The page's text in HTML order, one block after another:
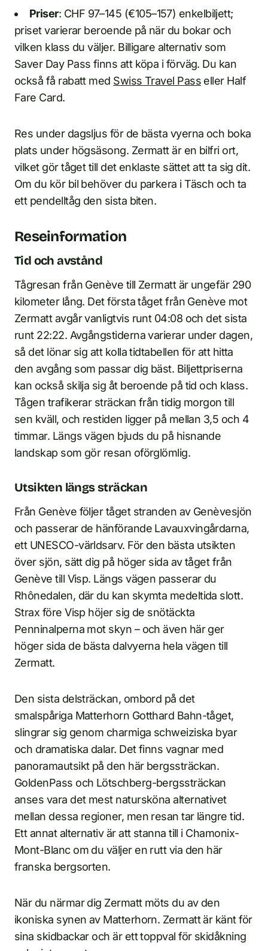
Priser: CHF 97–145 (€105–157) enkelbiljett;
priset varierar beroende på när du bokar och
vilken klass du väljer. Billigare alternativ som
Saver Day Pass finns att köpa i förväg. Du kan
också få rabatt med Swiss Travel Pass eller Half
Fare Card.
Res under dagsljus för de bästa vyerna och boka
plats under högsäsong. Zermatt är en bilfri ort,
vilket gör tåget till det enklaste sättet att ta sig dit.
Om du kör bil behöver du parkera i Täsch och ta
ett pendelltåg den sista biten.
Reseinformation
Tid och avstånd
Tågresan från Genève till Zermatt är ungefär 290
kilometer lång. Det första tåget från Genève mot
Zermatt avgår vanligtvis runt 04:08 och det sista
runt 22:22. Avgångstiderna varierar under dagen,
så det lönar sig att kolla tidtabellen för att hitta
den avgång som passar dig bäst. Biljettpriserna
kan också skilja sig åt beroende på tid och klass.
Tågen trafikerar sträckan från tidig morgon till
sen kväll, och restiden ligger på mellan 3,5 och 4
timmar. Längs vägen bjuds du på hisnande
landskap som gör resan oförglömlig.
Utsikten längs sträckan
Från Genève följer tåget stranden av Genèvesjön
och passerar de hänförande Lavauxvingårdarna,
ett UNESCO-världsarv. För den bästa utsikten
över sjön, sätt dig på höger sida av tåget från
Genève till Visp. Längs vägen passerar du
Rhônedalen, där du kan skymta medeltida slott.
Strax före Visp höjer sig de snötäckta
Penninalperna mot skyn – och även här ger
höger sida de bästa dalvyerna hela vägen till
Zermatt.
Den sista delsträckan, ombord på det
smalspåriga Matterhorn Gotthard Bahn-tåget,
slingrar sig genom charmiga schweiziska byar
och dramatiska dalar. Det finns vagnar med
panoramautsikt på den här bergssträckan.
GoldenPass och Lötschberg-bergssträckan
anses vara det mest natursköna alternativet
mellan dessa regioner, men resan tar längre tid.
Ett annat alternativ är att stanna till i Chamonix-
Mont-Blanc om du väljer en rutt via den här
franska bergsorten.
När du närmar dig Zermatt möts du av den
ikoniska synen av Matterhorn. Zermatt är känt för
sina skidbackar och är ett toppval för skidåkning